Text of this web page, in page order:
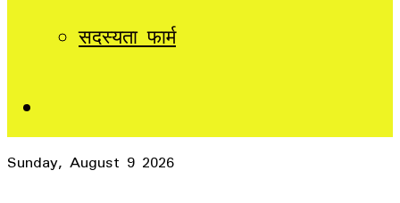
सदस्यता फार्म
Sunday, August 9 2026